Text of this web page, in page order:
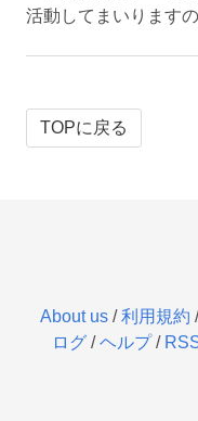
活動してまいります
TOPに戻る
About us /利用規約
ログ /ヘルプ/